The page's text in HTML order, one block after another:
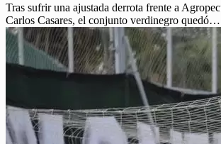
Tras sufrir una ajustada derrota frente a
Carlos Casares, el conjunto verdinegro quedó…